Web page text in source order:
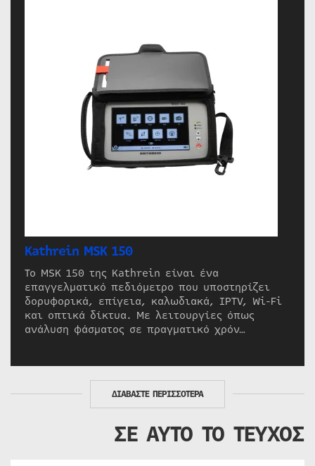
Kathrein MSK 150
Το MSK 150 της Kathrein είναι ένα
επαγγελματικό πεδιόμετρο που υποστηρίζει
δορυφορικά, επίγεια, καλωδιακά, IPTV, Wi-Fi
και οπτικά δίκτυα. Με λειτουργίες όπως
ανάλυση φάσματος σε πραγματικό χρόν…
ΔΙΑΒΑΣΤΕ ΠΕΡΙΣΣΟΤΕΡΑ
ΣΕ ΑΥΤΟ ΤΟ ΤΕΥΧΟΣ